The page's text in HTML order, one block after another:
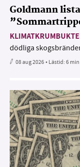
Goldmann
dödliga
08 aug 2026• Lästid:6 min